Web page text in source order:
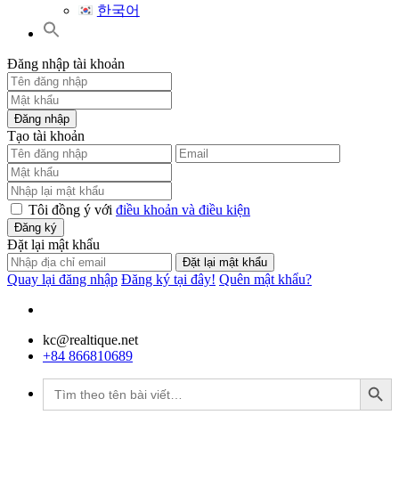
한국어
Đăng nhập tài khoản
Đăng nhập
Tạo tài khoản
Tôi đồng ý với điều khoản và điều kiện
Đăng ký
Đặt lại mật khẩu
Đặt lại mật khẩu
Quay lại đăng nhập Đăng ký tại đây! Quên mật khẩu?
kc@realtique.net
+84 866810689
Tìm
kiếm:
Search Button